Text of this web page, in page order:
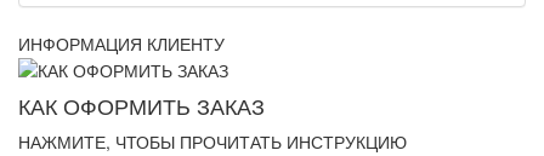
ИНФОРМАЦИЯ КЛИЕНТУ
КАК ОФОРМИТЬ ЗАКАЗ
НАЖМИТЕ, ЧТОБЫ ПРОЧИТАТЬ ИНСТРУКЦИЮ